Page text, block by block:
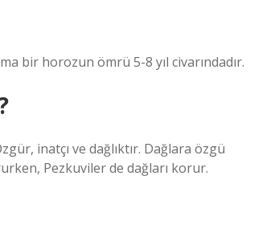
bir horozun ömrü 5-8 yıl civarındadır.
inatçı ve dağlıktır. Dağlara özgü
Pezkuviler de dağları korur.